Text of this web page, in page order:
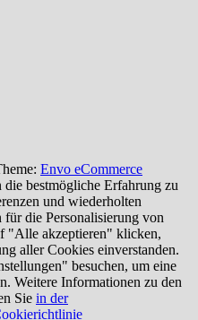
Envo eCommerce
bestmögliche Erfahrung zu
und wiederholten
die Personalisierung von
"Alle akzeptieren" klicken,
aller Cookies einverstanden.
besuchen, um eine
Weitere Informationen zu den
Sie in der